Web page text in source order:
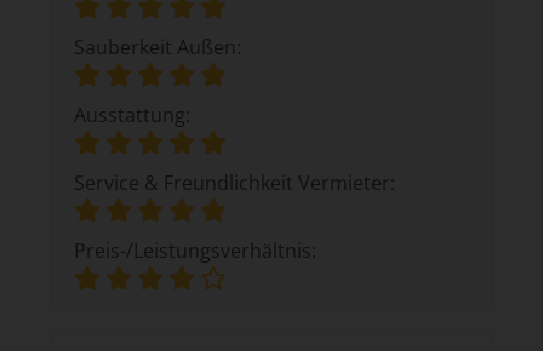
Sauberkeit Außen:
Ausstattung:
Service & Freundlichkeit Vermieter:
Preis-/Leistungsverhältnis: